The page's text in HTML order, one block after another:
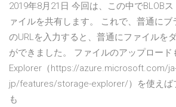
2019年8月21日 今回は、この中でBLOB
ァイルを共有します。 これで、普通に
のURLを入力すると、普通にファイルを
ができました。 ファイルのアップロー
Explorer（https://azure.microsoft.com/
jp/features/storage-explorer/）を使えば
も